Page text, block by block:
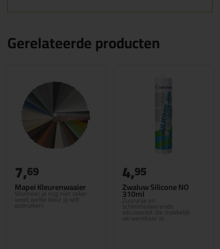
Gerelateerde producten
Mapei Kleurenwaaier
Wanneer je nog niet zeker
weet welke kleur jij wilt
gebruiken!
7,69
Zwaluw Silicone NO
310ml
Zuurvrije en
schimmelwerende
siliconenkit die makkelijk
verwerkbaar is.
4,95